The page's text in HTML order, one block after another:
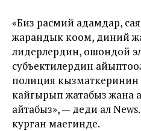
«Биз расмий адамдар,
жарандык коом, диний
лидерлердин, ошондой
субъектилердин
полиция кызматкеринин
кайгырып жатабыз жана
айтабыз», — деди ал
курган маегинде.